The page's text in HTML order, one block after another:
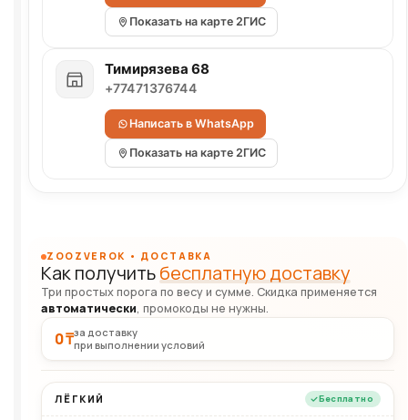
Показать на карте 2ГИС
Тимирязева 68
+77471376744
Написать в WhatsApp
Показать на карте 2ГИС
ZOOZVEROK • ДОСТАВКА
Как получитьбесплатную доставку
Три простых порога по весу и сумме. Скидка применяется
автоматически, промокоды не нужны.
0 ₸за доставку
при выполнении условий
ЛЁГКИЙ Бесплатно